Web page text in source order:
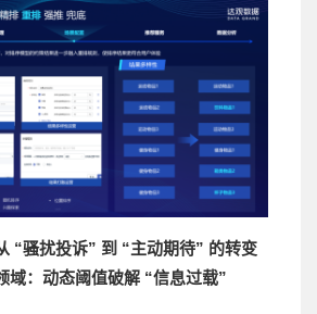
“骚扰投诉” 到 “主动期待” 的转变
域：动态阈值破解 “信息过载”